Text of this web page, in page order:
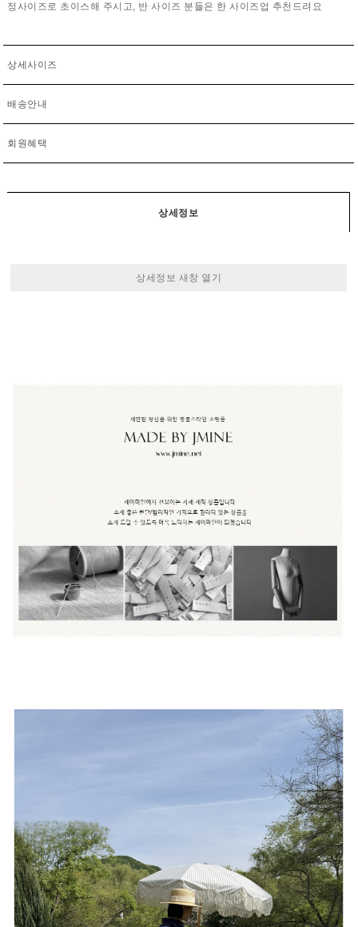
정사이즈로 초이스해 주시고, 반 사이즈 분들은 한 사이즈업 추천드려요
상세사이즈
배송안내
회원혜택
상세정보
상세정보 새창 열기